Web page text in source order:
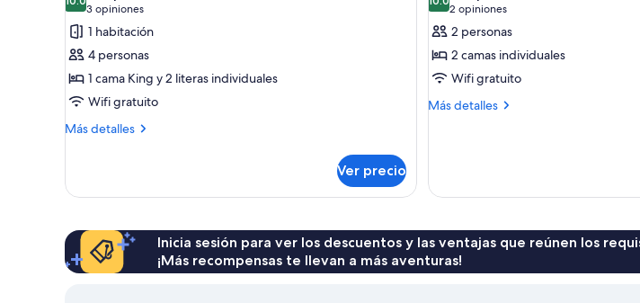
fotos
de
Double
Room,
Multiple
Beds,
Non
Blue
10.0 de 10
3 opiniones
(3
opiniones)
1 habitación
4 personas
1 cama King y 2 literas individuales
Wifi gratuito
Más detalles
Más
Room,
Non
Smoking
(The
Ver precio
fotos
de
Habitación
con
camas
individuales,
no
fumadores
(Raven
10.0 de 10
2 opiniones
(2
opiniones)
2 personas
2 camas individuales
Wifi gratuito
Más detalles
Más
2
camas
2
camas
individuales,
Inicia sesión para ver los descuentos y las ventajas que reúnen los
¡Más recompensas te llevan a más aventuras!